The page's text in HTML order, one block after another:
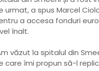
urmat, a spus Marcel
a accesa fonduri
înalt.
văzut la spitalul din
care îmi propun să-l